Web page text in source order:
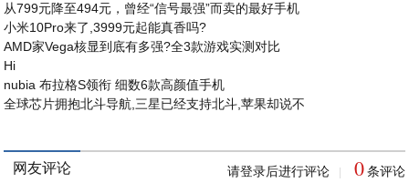
从799元降至494元，曾经“信号最强”而卖的最好手机
小米10Pro来了,3999元起能真香吗?
AMD家Vega核显到底有多强?全3款游戏实测对比
Hi
nubia 布拉格S领衔 细数6款高颜值手机
全球芯片拥抱北斗导航,三星已经支持北斗,苹果却说不
网友评论 请登录后进行评论 0 条评论